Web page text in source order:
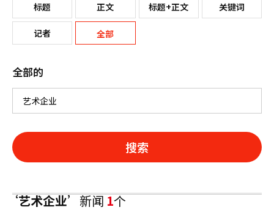
标题 正文 标题+正文 关键词
记者 全部
全部的
搜索
‘艺术企业’新闻1个